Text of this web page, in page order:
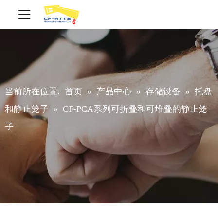
当前所在位置: 首页 » 产品中心 » 存储设备 » 托盘
和静止笼子 » CF-PCA系列可折叠和可堆叠的静止笼
子